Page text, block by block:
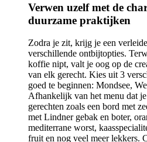
Verwen uzelf met de
duurzame praktijken
Zodra je zit, krijg je een
verschillende ontbijtopties.
koffie nipt, valt je oog op de
van elk gerecht. Kies uit 3
goed te beginnen: Mondsee,
Afhankelijk van het menu dat
gerechten zoals een bord met
met Lindner gebak en boter,
mediterrane worst,
fruit en nog veel meer lekkers.